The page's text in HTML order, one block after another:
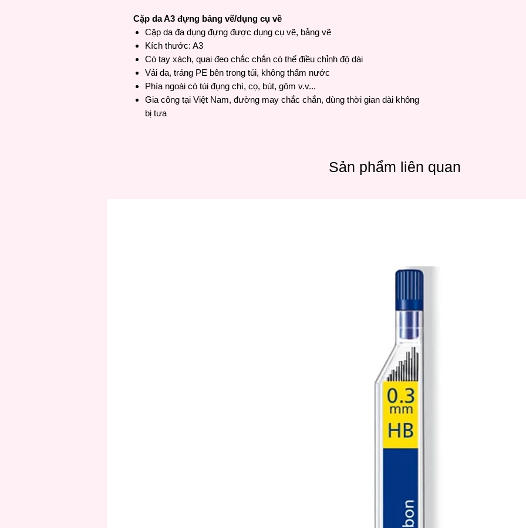
Cặp da A3 đựng bảng vẽ/dụng cụ vẽ
Cặp da đa dụng đựng được dụng cụ vẽ, bảng vẽ
Kích thước: A3
Có tay xách, quai đeo chắc chắn có thể điều chỉnh độ dài
Vải da, tráng PE bên trong túi, không thấm nước
Phía ngoài có túi đụng chì, cọ, bút, gôm v.v...
Gia công tại Việt Nam, đường may chắc chắn, dùng thời gian dài không
bị tưa
Sản phẩm liên quan